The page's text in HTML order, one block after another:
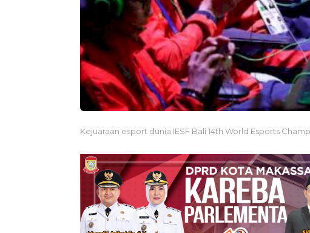
Kejuaraan esport dunia IESF Bali 14th World Esports